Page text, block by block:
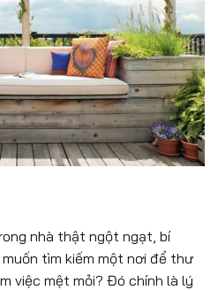
nhà thật ngột ngạt, bí
tìm kiếm một nơi để thư
việc mệt mỏi? Đó chính là lý